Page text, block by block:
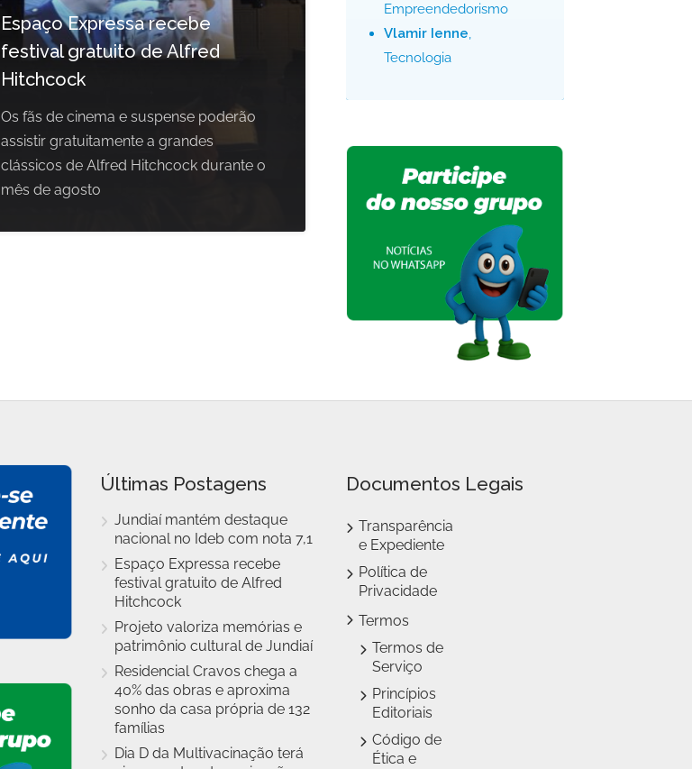
Espaço Expressa recebe
festival gratuito de Alfred
Hitchcock
Os fãs de cinema e suspense poderão
assistir gratuitamente a grandes
clássicos de Alfred Hitchcock durante o
mês de agosto
Empreendedorismo
Vlamir Ienne,
Tecnologia
Últimas Postagens
Jundiaí mantém destaque
nacional no Ideb com nota 7,1
Espaço Expressa recebe
festival gratuito de Alfred
Hitchcock
Projeto valoriza memórias e
patrimônio cultural de Jundiaí
Residencial Cravos chega a
40% das obras e aproxima
sonho da casa própria de 132
famílias
Dia D da Multivacinação terá
Documentos Legais
Transparência
e Expediente
Política de
Privacidade
Termos
Termos de
Serviço
Princípios
Editoriais
Código de
Ética e